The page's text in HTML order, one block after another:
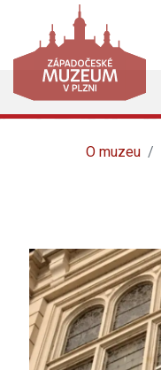
O muzeu